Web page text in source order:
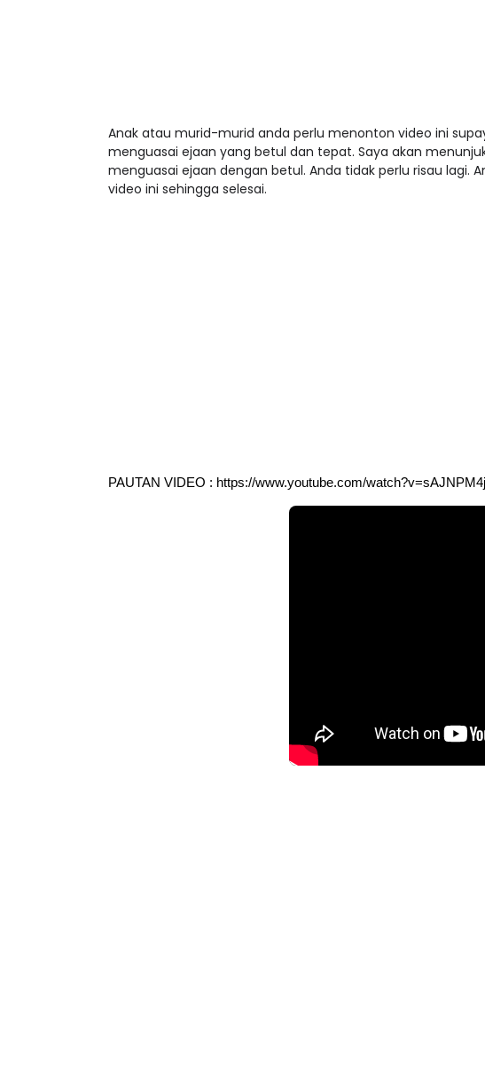
Anak atau murid-murid anda perlu menonton video ini
menguasai ejaan yang betul dan tepat. Saya akan
menguasai ejaan dengan betul. Anda tidak perlu risau lagi.
video ini sehingga selesai.
PAUTAN VIDEO : https://www.youtube.com/